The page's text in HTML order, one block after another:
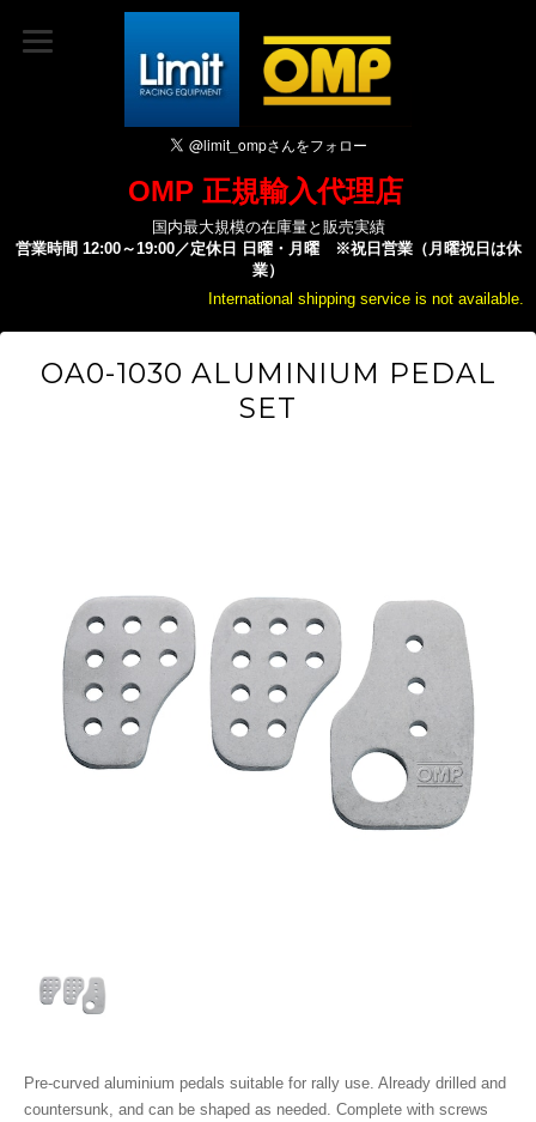
OMP 正規輸入代理店
国内最大規模の在庫量と販売実績
営業時間 12:00～19:00／定休日 日曜・月曜 ※祝日営業（月曜祝日は休
業）
International shipping service is not available.
OA0-1030 ALUMINIUM PEDAL
SET
Pre-curved aluminium pedals suitable for rally use. Already drilled and
countersunk, and can be shaped as needed. Complete with screws